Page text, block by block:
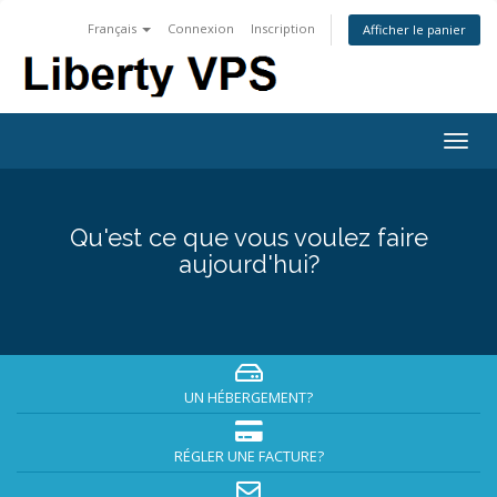
Français Connexion Inscription Afficher le panier
Qu'est ce que vous voulez faire
aujourd'hui?
UN HÉBERGEMENT?
RÉGLER UNE FACTURE?